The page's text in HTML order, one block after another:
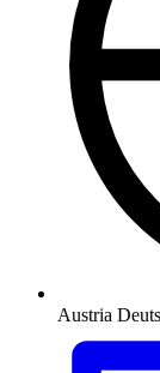
Austria